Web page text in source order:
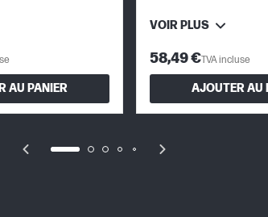
AU PANIER
VOIR PLUS
58,49 €TVA incluse
AJOUTER AU